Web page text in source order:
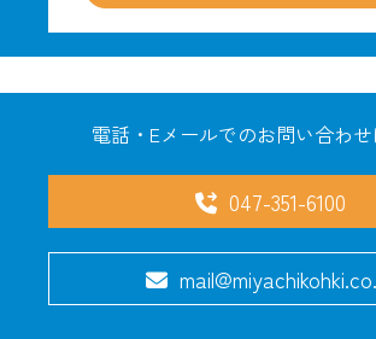
電話・Eメールでのお問い合わ
047-351-6100